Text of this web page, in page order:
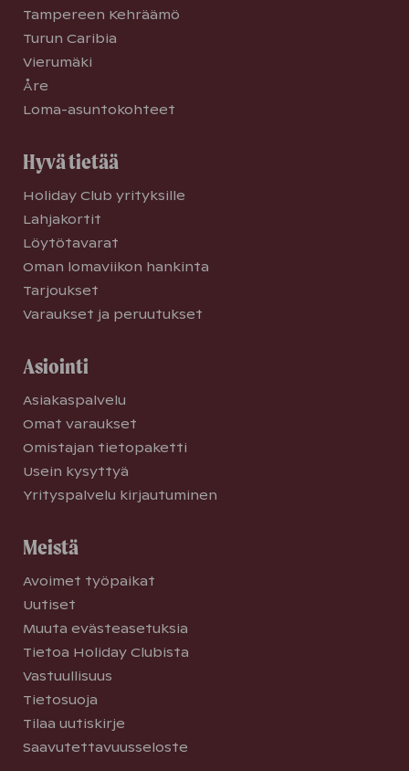
Tampereen Kehräämö
Turun Caribia
Vierumäki
Åre
Loma-asuntokohteet
Hyvä tietää
Holiday Club yrityksille
Lahjakortit
Löytötavarat
Oman lomaviikon hankinta
Tarjoukset
Varaukset ja peruutukset
Asiointi
Asiakaspalvelu
Omat varaukset
Omistajan tietopaketti
Usein kysyttyä
Yrityspalvelu kirjautuminen
Meistä
Avoimet työpaikat
Uutiset
Muuta evästeasetuksia
Tietoa Holiday Clubista
Vastuullisuus
Tietosuoja
Tilaa uutiskirje
Saavutettavuusseloste